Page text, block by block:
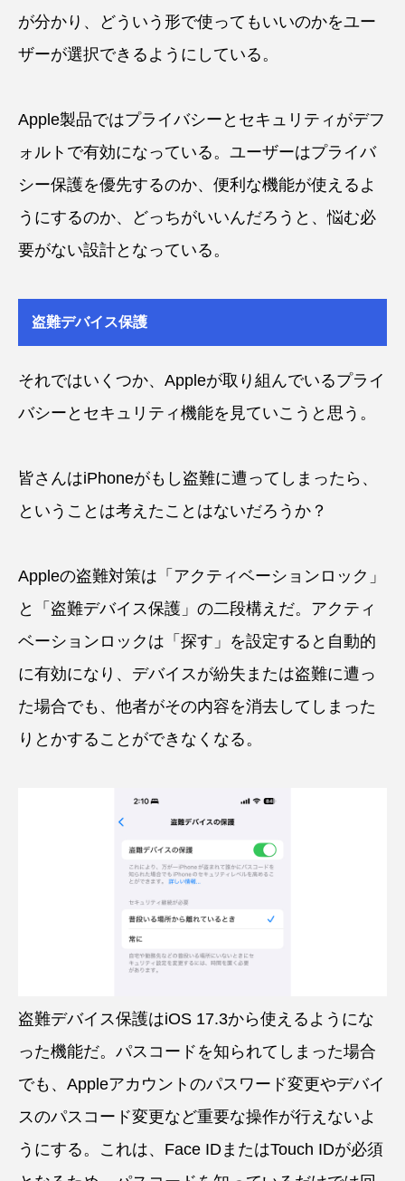
が分かり、どういう形で使ってもいいのかをユー
ザーが選択できるようにしている。
Apple製品ではプライバシーとセキュリティがデフ
ォルトで有効になっている。ユーザーはプライバ
シー保護を優先するのか、便利な機能が使えるよ
うにするのか、どっちがいいんだろうと、悩む必
要がない設計となっている。
盗難デバイス保護
それではいくつか、Appleが取り組んでいるプライ
バシーとセキュリティ機能を見ていこうと思う。
皆さんはiPhoneがもし盗難に遭ってしまったら、
ということは考えたことはないだろうか？
Appleの盗難対策は「アクティベーションロック」
と「盗難デバイス保護」の二段構えだ。アクティ
ベーションロックは「探す」を設定すると自動的
に有効になり、デバイスが紛失または盗難に遭っ
た場合でも、他者がその内容を消去してしまった
りとかすることができなくなる。
盗難デバイス保護はiOS 17.3から使えるようにな
った機能だ。パスコードを知られてしまった場合
でも、Appleアカウントのパスワード変更やデバイ
スのパスコード変更など重要な操作が行えないよ
うにする。これは、Face IDまたはTouch IDが必須